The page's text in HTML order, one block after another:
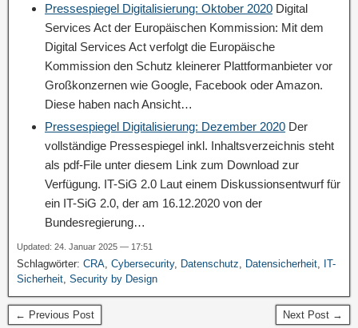
Pressespiegel Digitalisierung: Oktober 2020 Digital
Services Act der Europäischen Kommission: Mit dem
Digital Services Act verfolgt die Europäische
Kommission den Schutz kleinerer Plattformanbieter vor
Großkonzernen wie Google, Facebook oder Amazon.
Diese haben nach Ansicht…
Pressespiegel Digitalisierung: Dezember 2020 Der
vollständige Pressespiegel inkl. Inhaltsverzeichnis steht
als pdf-File unter diesem Link zum Download zur
Verfügung. IT-SiG 2.0 Laut einem Diskussionsentwurf für
ein IT-SiG 2.0, der am 16.12.2020 von der
Bundesregierung…
Updated: 24. Januar 2025 — 17:51
Schlagwörter: CRA, Cybersecurity, Datenschutz, Datensicherheit, IT-
Sicherheit, Security by Design
← Previous Post Next Post →